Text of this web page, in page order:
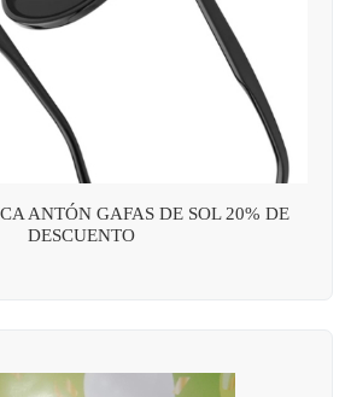
ANTÓN GAFAS DE SOL 20% DE
DESCUENTO